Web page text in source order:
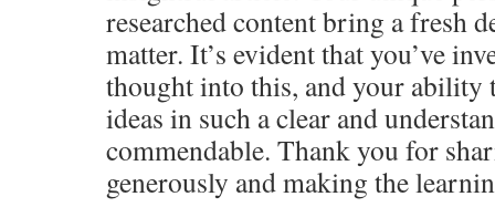
researched content bring a fresh
matter. It’s evident that you’ve
thought into this, and your ability
ideas in such a clear and
commendable. Thank you for
generously and making the